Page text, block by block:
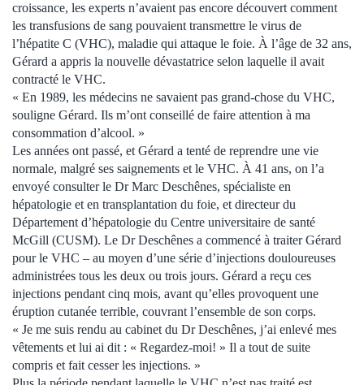
croissance, les experts n’avaient pas encore découvert comment
les transfusions de sang pouvaient transmettre le virus de
l’hépatite C (VHC), maladie qui attaque le foie. À l’âge de 32 ans,
Gérard a appris la nouvelle dévastatrice selon laquelle il avait
contracté le VHC.
« En 1989, les médecins ne savaient pas grand-chose du VHC,
souligne Gérard. Ils m’ont conseillé de faire attention à ma
consommation d’alcool. »
Les années ont passé, et Gérard a tenté de reprendre une vie
normale, malgré ses saignements et le VHC. À 41 ans, on l’a
envoyé consulter le Dr Marc Deschênes, spécialiste en
hépatologie et en transplantation du foie, et directeur du
Département d’hépatologie du Centre universitaire de santé
McGill (CUSM). Le Dr Deschênes a commencé à traiter Gérard
pour le VHC – au moyen d’une série d’injections douloureuses
administrées tous les deux ou trois jours. Gérard a reçu ces
injections pendant cinq mois, avant qu’elles provoquent une
éruption cutanée terrible, couvrant l’ensemble de son corps.
« Je me suis rendu au cabinet du Dr Deschênes, j’ai enlevé mes
vêtements et lui ai dit : « Regardez-moi! » Il a tout de suite
compris et fait cesser les injections. »